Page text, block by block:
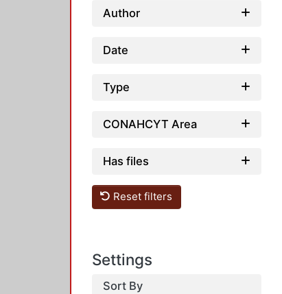
Author
Date
Type
CONAHCYT Area
Has files
Reset filters
Settings
Sort By